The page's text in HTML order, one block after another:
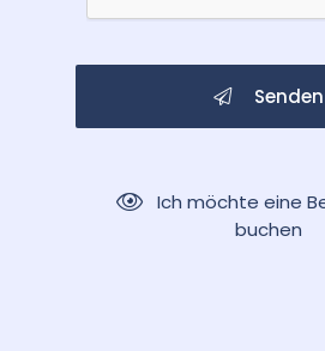
Senden
Ich möchte eine
buchen